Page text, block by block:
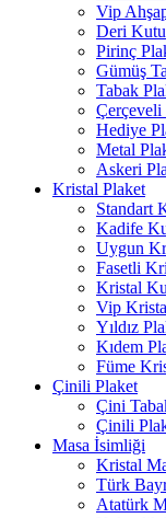
Vip
Deri
Pirinç
Gümüş
Tabak
Çerçeveli
Hediye
Metal
Askeri
Kristal Plaket
Standart
Kadife
Uygun
Fasetli
Kristal
Vip
Yıldız
Kıdem
Füme
Çinili Plaket
Çini
Çinili
Masa İsimliği
Kristal
Türk
Atatürk